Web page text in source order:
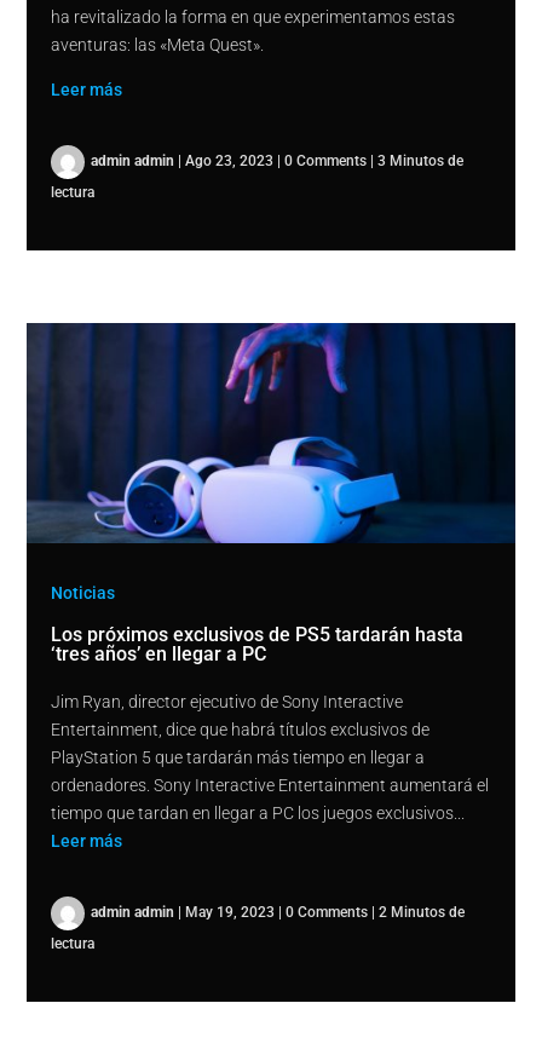
ha revitalizado la forma en que experimentamos estas
aventuras: las «Meta Quest».
Leer más
admin admin |Ago 23, 2023 |0 Comments |3 Minutos de
lectura
Noticias
Los próximos exclusivos de PS5 tardarán hasta
‘tres años’ en llegar a PC
Jim Ryan, director ejecutivo de Sony Interactive
Entertainment, dice que habrá títulos exclusivos de
PlayStation 5 que tardarán más tiempo en llegar a
ordenadores. Sony Interactive Entertainment aumentará el
tiempo que tardan en llegar a PC los juegos exclusivos...
Leer más
admin admin May 19, 2023 |0 Comments |2 Minutos de
lectura